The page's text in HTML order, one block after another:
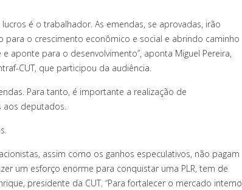
é o trabalhador. As emendas, se aprovadas, irão
o crescimento econômico e social e abrindo caminho
aponte para o desenvolvimento”, aponta Miguel Pereira,
CUT, que participou da audiência.
Para tanto, é importante a realização de
aos deputados.
assim como os ganhos especulativos, não pagam
um esforço enorme para conquistar uma PLR, tem de
presidente da CUT. “Para fortalecer o mercado interno